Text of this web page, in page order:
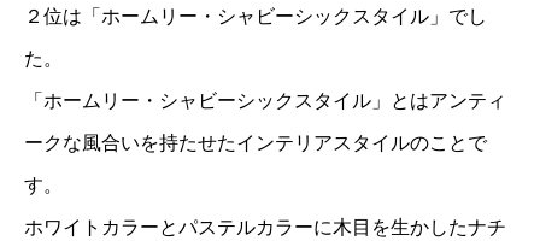
２位は「ホームリー・シャビーシックスタイル」でし
た。
「ホームリー・シャビーシックスタイル」とはアンティ
ークな風合いを持たせたインテリアスタイルのことで
す。
ホワイトカラーとパステルカラーに木目を生かしたナチ